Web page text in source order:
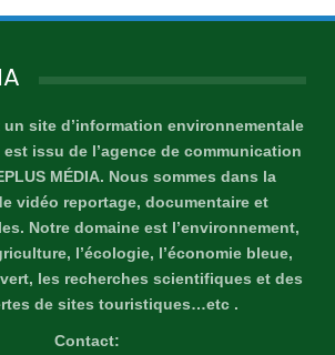
site d’information environnementale
issu de l’agence de communication
MÉDIA. Nous sommes dans la
vidéo reportage, documentaire et
Notre domaine est l’environnement,
l’écologie, l’économie bleue,
les recherches scientifiques et des
de sites touristiques…etc .
Contact: